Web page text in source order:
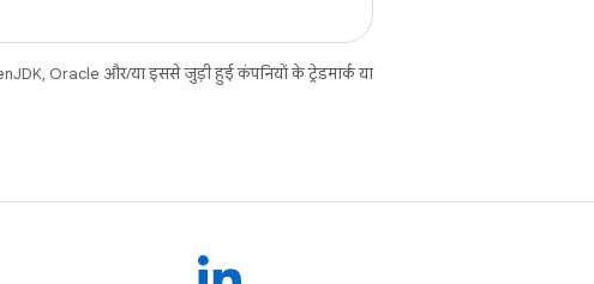
Oracle और/या इससे जुड़ी हुई कंपनियों के ट्रेडमार्क या